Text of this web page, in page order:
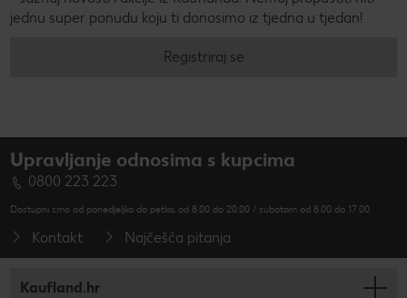
jednu super ponudu koju ti donosimo iz tjedna u tjedan!
Registriraj se
Upravljanje odnosima s kupcima
0800 223 223
Dostupni smo od ponedjeljka do petka, od 8.00 do 20.00 / subotom od 8.00 do 17.00
Kontakt Najčešća pitanja
Kaufland.hr